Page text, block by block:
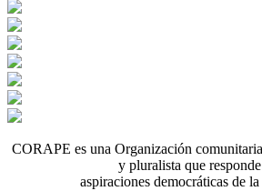
CORAPE es una Organización
y pluralista que
aspiraciones democráticas de